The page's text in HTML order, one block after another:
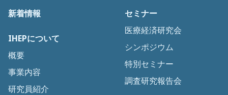
新着情報
IHEPについて
概要
事業内容
研究員紹介
セミナー
医療経済研究会
シンポジウム
特別セミナー
調査研究報告会